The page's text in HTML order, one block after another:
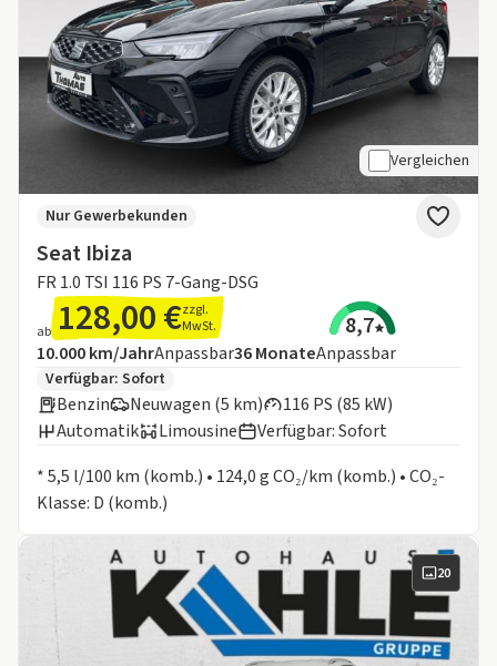
Vergleichen
Seat Ibiza
FR 1.0 TSI 116 PS 7-Gang-DSG
Nur Gewerbekunden
ab 128,00 €zzgl.
MwSt.
8,7
Angebotsdetails:
Inklusive Laufleistung
10.000 km/JahrAnpassbarLaufzeit
36MonateAnpassbar
Zusätzliche Fahrzeuginformationen:
Verfügbar: Sofort
Benzin Neuwagen (5 km)
116 PS (85 kW)
Automatik
Limousine
Verfügbar: Sofort
* 5,5 l/100 km (komb.) • 124,0 g CO₂/km (komb.) • CO₂-
Klasse: D (komb.)
20